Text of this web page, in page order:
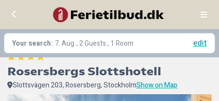
Your search: 7. Aug , 2 Guests , 1 Room edit
Rosersbergs Slottshotell
Slottsvägen 203, Rosersberg, StockholmShow on Map